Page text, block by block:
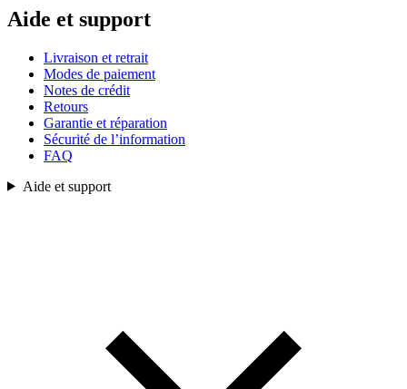
Aide et support
Livraison et retrait
Modes de paiement
Notes de crédit
Retours
Garantie et réparation
Sécurité de l’information
FAQ
Aide et support